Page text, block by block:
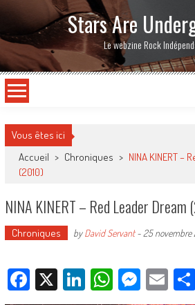
Stars Are
Le webzine Rock
Vous êtes ici
Accueil > Chroniques > NINA KINERT –
(2010)
NINA KINERT – Red Leader Dream
Chroniques byDavid Servant- 25 novembre
Facebook
X LinkedIn
WhatsApp